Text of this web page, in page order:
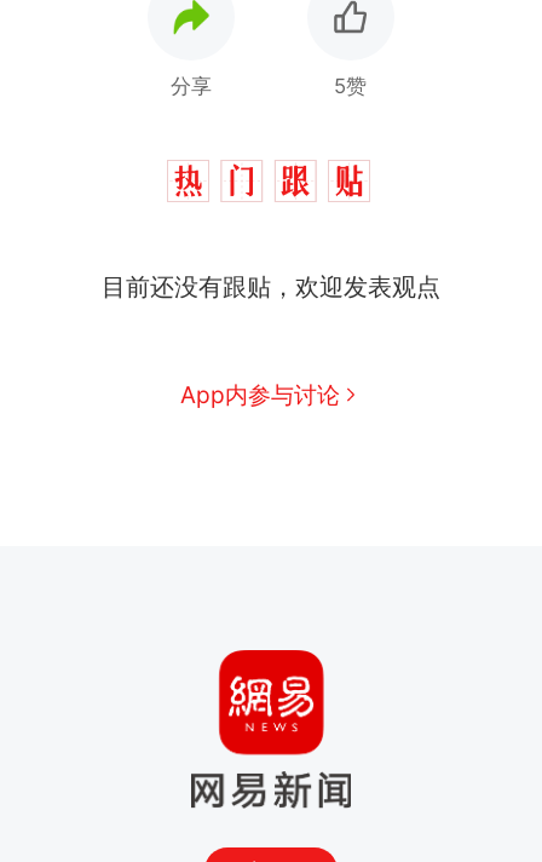
分享 5赞
目前还没有跟贴，欢迎发表观点
App内参与讨论